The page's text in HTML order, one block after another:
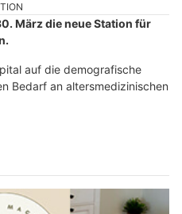
März die neue Station für
auf die demografische
Bedarf an altersmedizinischen